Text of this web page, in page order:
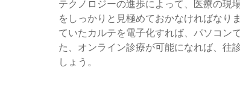
テクノロジーの進歩によって、医療の現
をしっかりと見極めておかなければなり
ていたカルテを電子化すれば、パソコン
た、オンライン診療が可能になれば、往
しょう。